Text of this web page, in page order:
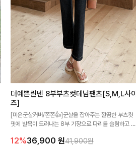
더예쁜린넨 8부부츠컷데님팬츠[S,M,L사이
즈]
[미운군살커버/쫀쫀👍]군살을 잡아주는 깔끔한 부츠컷
핏에 발목이 드러나는 8부 기장으로 다리를 슬림하고 길
요~!
12%36,900 원41,900원